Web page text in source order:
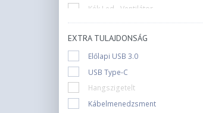
Kék Led - Ventilátor
Kék Led - Házvilágítás
Zöld Led - Ventilátor
Fehér Led - Ventilátor
F-RGB Led - Ventilátor
D-RGB Led - Ventilátor
D-RGB Led - Házvilágítás
EXTRA TULAJDONSÁG
Előlapi USB 3.0
USB Type-C
Hangszigetelt
Kábelmenedzsment